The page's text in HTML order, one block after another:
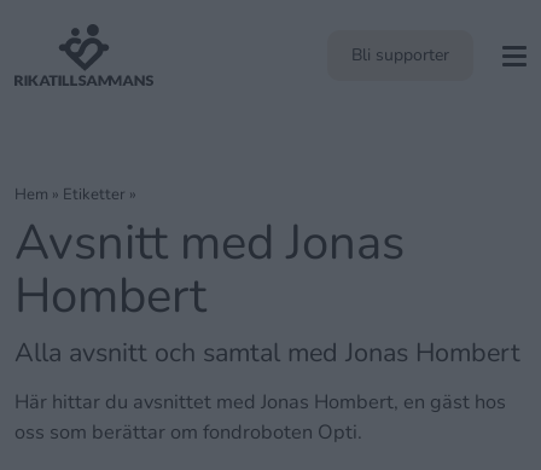
Bli supporter
Hem » Etiketter »
Avsnitt med Jonas
Hombert
Alla avsnitt och samtal med Jonas Hombert
Här hittar du avsnittet med Jonas Hombert, en gäst hos
oss som berättar om fondroboten Opti.